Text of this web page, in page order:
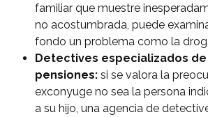
familiar que muestre
no acostumbrada, puede
fondo un problema como la
Detectives especializados
pensiones: si se valora la
exconyuge no sea la persona
a su hijo, una agencia de